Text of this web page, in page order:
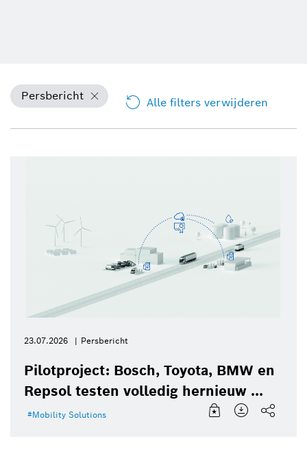
Persbericht Alle filters verwijderen
23.07.2026 Persbericht
Pilotproject: Bosch, Toyota, BMW en
Repsol testen volledig hernieuw ...
Mobility Solutions